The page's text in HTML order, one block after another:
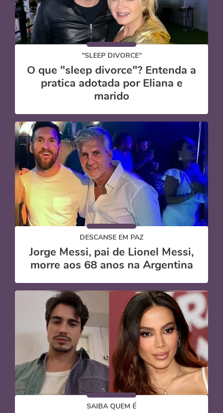
"SLEEP DIVORCE"
O que "sleep divorce"? Entenda a
pratica adotada por Eliana e
marido
DESCANSE EM PAZ
Jorge Messi, pai de Lionel Messi,
morre aos 68 anos na Argentina
SAIBA QUEM É